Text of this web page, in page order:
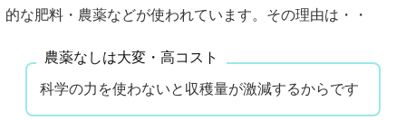
的な肥料・農薬などが使われています。その理由は・・
農薬なしは大変・高コスト
科学の力を使わないと収穫量が激減するからです